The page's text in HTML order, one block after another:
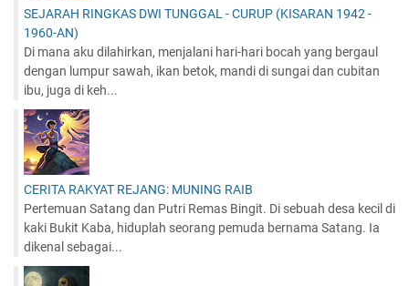
SEJARAH RINGKAS DWI TUNGGAL - CURUP (KISARAN 1942 -
1960-AN)
Di mana aku dilahirkan, menjalani hari-hari bocah yang bergaul
dengan lumpur sawah, ikan betok, mandi di sungai dan cubitan
ibu, juga di keh...
CERITA RAKYAT REJANG: MUNING RAIB
Pertemuan Satang dan Putri Remas Bingit. Di sebuah desa kecil di
kaki Bukit Kaba, hiduplah seorang pemuda bernama Satang. Ia
dikenal sebagai...